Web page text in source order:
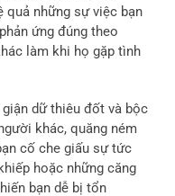
quả những sự việc bạn
ứng đúng theo
làm khi họ gặp tình
giận dữ thiêu đốt và bộc
khác, quăng ném
cố che giấu sự tức
hoặc những căng
bạn dễ bị tổn